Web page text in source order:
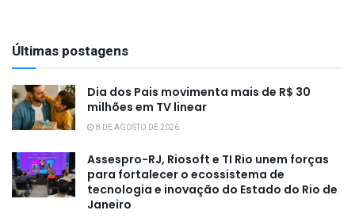
Últimas postagens
Dia dos Pais movimenta mais de R$ 30
milhões em TV linear
8 DE AGOSTO DE 2026
Assespro-RJ, Riosoft e TI Rio unem forças
para fortalecer o ecossistema de
tecnologia e inovação do Estado do Rio de
Janeiro